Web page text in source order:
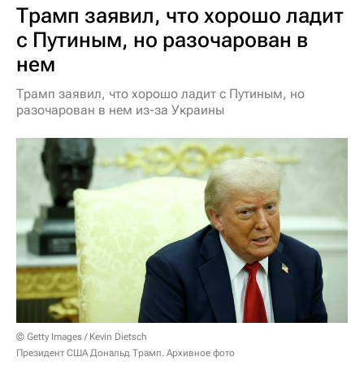
Трамп заявил, что хорошо ладит
с Путиным, но разочарован в
нем
Трамп заявил, что хорошо ладит с Путиным, но
разочарован в нем из-за Украины
© Getty Images / Kevin Dietsch
Президент США Дональд Трамп. Архивное фото